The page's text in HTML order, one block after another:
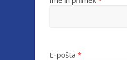
E-pošta *